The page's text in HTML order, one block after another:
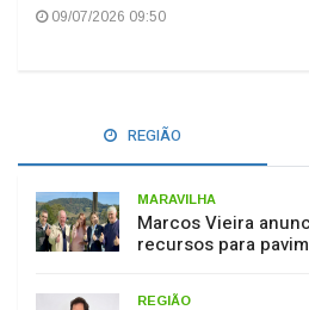
09/07/2026 09:50
REGIÃO
MARAVILHA
Marcos Vieira
recursos para
REGIÃO